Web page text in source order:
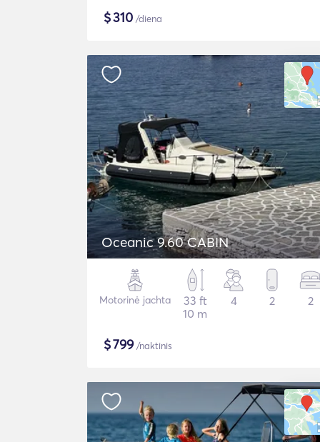
$310 /diena
Oceanic 9.60 CABIN
Motorinė jachta
33 ft
10 m
4 2 2
$799/naktinis